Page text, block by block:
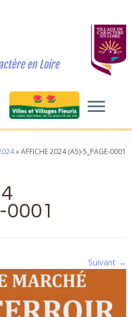
en Loire
»AFFICHE 2024 (A5)-5_PAGE-0001
0001
Suivant →